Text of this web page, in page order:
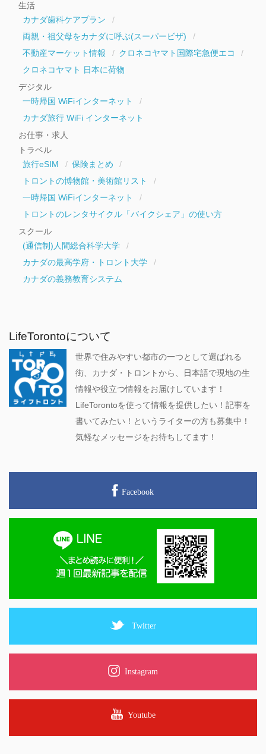
生活
カナダ歯科ケアプラン
両親・祖父母をカナダに呼ぶ(スーパービザ)
不動産マーケット情報
クロネコヤマト国際宅急便エコ
クロネコヤマト 日本に荷物
デジタル
一時帰国 WiFiインターネット
カナダ旅行 WiFi インターネット
お仕事・求人
トラベル
旅行eSIM
保険まとめ
トロントの博物館・美術館リスト
一時帰国 WiFiインターネット
トロントのレンタサイクル「バイクシェア」の使い方
スクール
(通信制)人間総合科学大学
カナダの最高学府・トロント大学
カナダの義務教育システム
LifeTorontoについて
世界で住みやすい都市の一つとして選ばれる
街、カナダ・トロントから、日本語で現地の生
情報や役立つ情報をお届けしています！
LifeTorontoを使って情報を提供したい！記事を
書いてみたい！というライターの方も募集中！
気軽なメッセージをお待ちしてます！
Facebook
Twitter
Instagram
Youtube